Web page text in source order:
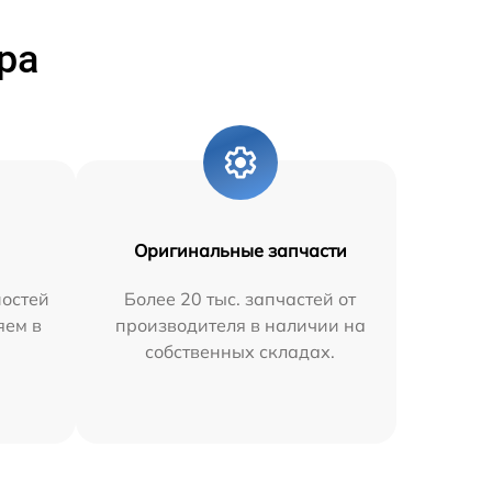
в
Оригинальные запчасти
Более 20 тыс. запчастей от
производителя в наличии на
собственных складах.